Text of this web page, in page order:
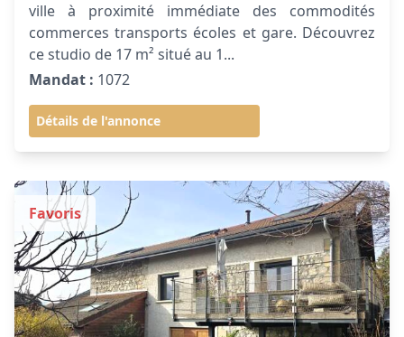
ville à proximité immédiate des commodités
commerces transports écoles et gare. Découvrez
ce studio de 17 m² situé au 1...
Mandat : 1072
Détails de l'annonce
Favoris